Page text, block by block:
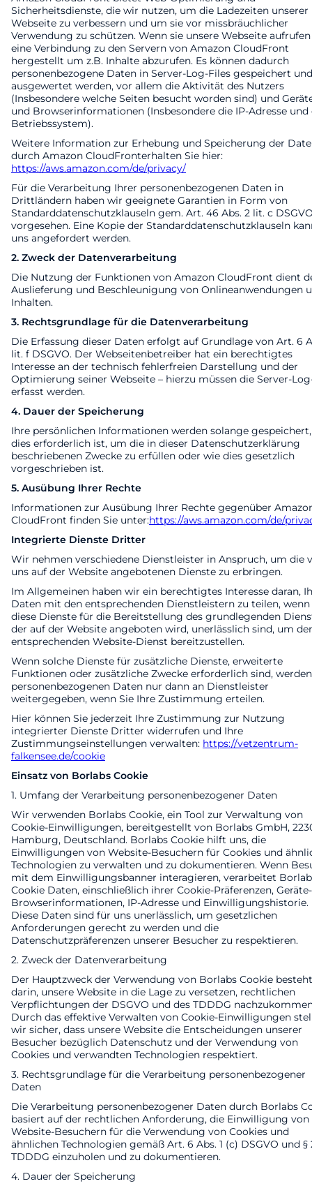
Sicherheitsdienste, die wir nutzen, um die Ladezeiten unserer
Webseite zu verbessern und um sie vor missbräuchlicher
Verwendung zu schützen. Wenn sie unsere Webseite
eine Verbindung zu den Servern von Amazon CloudFront
hergestellt um z.B. Inhalte abzurufen. Es können dadurch
personenbezogene Daten in Server-Log-Files gespeichert und
ausgewertet werden, vor allem die Aktivität des Nutzers
(Insbesondere welche Seiten besucht worden sind) und
und Browserinformationen (Insbesondere die IP-Adresse und
Betriebssystem).
Weitere Information zur Erhebung und Speicherung der
durch Amazon CloudFronterhalten Sie hier:
https://aws.amazon.com/de/privacy/
Für die Verarbeitung Ihrer personenbezogenen Daten in
Drittländern haben wir geeignete Garantien in Form von
Standarddatenschutzklauseln gem. Art. 46 Abs. 2 lit. c
vorgesehen. Eine Kopie der Standarddatenschutzklauseln
uns angefordert werden.
2. Zweck der Datenverarbeitung
Die Nutzung der Funktionen von Amazon CloudFront dient
Auslieferung und Beschleunigung von Onlineanwendungen
Inhalten.
3. Rechtsgrundlage für die Datenverarbeitung
Die Erfassung dieser Daten erfolgt auf Grundlage von Art. 6
lit. f DSGVO. Der Webseitenbetreiber hat ein berechtigtes
Interesse an der technisch fehlerfreien Darstellung und der
Optimierung seiner Webseite – hierzu müssen die Server-
erfasst werden.
4. Dauer der Speicherung
Ihre persönlichen Informationen werden solange
dies erforderlich ist, um die in dieser Datenschutzerklärung
beschriebenen Zwecke zu erfüllen oder wie dies gesetzlich
vorgeschrieben ist.
5. Ausübung Ihrer Rechte
Informationen zur Ausübung Ihrer Rechte gegenüber
CloudFront finden Sie unter:https://aws.amazon.com/de/
Integrierte Dienste Dritter
Wir nehmen verschiedene Dienstleister in Anspruch, um die
uns auf der Website angebotenen Dienste zu erbringen.
Im Allgemeinen haben wir ein berechtigtes Interesse daran,
Daten mit den entsprechenden Dienstleistern zu teilen, wenn
diese Dienste für die Bereitstellung des grundlegenden
der auf der Website angeboten wird, unerlässlich sind, um
entsprechenden Website-Dienst bereitzustellen.
Wenn solche Dienste für zusätzliche Dienste, erweiterte
Funktionen oder zusätzliche Zwecke erforderlich sind,
personenbezogenen Daten nur dann an Dienstleister
weitergegeben, wenn Sie Ihre Zustimmung erteilen.
Hier können Sie jederzeit Ihre Zustimmung zur Nutzung
integrierter Dienste Dritter widerrufen und Ihre
Zustimmungseinstellungen verwalten: https://vetzentrum-
falkensee.de/cookie
Einsatz von Borlabs Cookie
1. Umfang der Verarbeitung personenbezogener Daten
Wir verwenden Borlabs Cookie, ein Tool zur Verwaltung von
Cookie-Einwilligungen, bereitgestellt von Borlabs GmbH,
Hamburg, Deutschland. Borlabs Cookie hilft uns, die
Einwilligungen von Website-Besuchern für Cookies und
Technologien zu verwalten und zu dokumentieren. Wenn
mit dem Einwilligungsbanner interagieren, verarbeitet
Cookie Daten, einschließlich ihrer Cookie-Präferenzen,
Browserinformationen, IP-Adresse und Einwilligungshistorie.
Diese Daten sind für uns unerlässlich, um gesetzlichen
Anforderungen gerecht zu werden und die
Datenschutzpräferenzen unserer Besucher zu respektieren.
2. Zweck der Datenverarbeitung
Der Hauptzweck der Verwendung von Borlabs Cookie besteht
darin, unsere Website in die Lage zu versetzen, rechtlichen
Verpflichtungen der DSGVO und des TDDDG
Durch das effektive Verwalten von Cookie-Einwilligungen
wir sicher, dass unsere Website die Entscheidungen unserer
Besucher bezüglich Datenschutz und der Verwendung von
Cookies und verwandten Technologien respektiert.
3. Rechtsgrundlage für die Verarbeitung personenbezogener
Daten
Die Verarbeitung personenbezogener Daten durch Borlabs
basiert auf der rechtlichen Anforderung, die Einwilligung von
Website-Besuchern für die Verwendung von Cookies und
ähnlichen Technologien gemäß Art. 6 Abs. 1 (c) DSGVO und §
TDDDG einzuholen und zu dokumentieren.
4. Dauer der Speicherung